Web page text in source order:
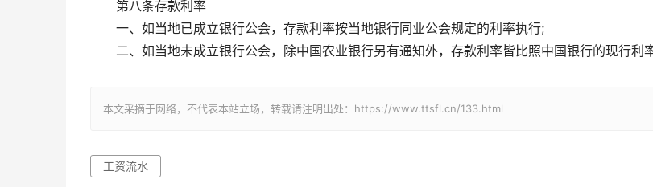
第八条存款利率
一、如当地已成立银行公会，存款利率按当地银行同业公会规定的利率执行;
二、如当地未成立银行公会，除中国农业银行另有通知外，存款利率皆比照中国银行的现行利
本文采摘于网络，不代表本站立场，转载请注明出处：https://www.ttsfl.cn/133.html
工资流水